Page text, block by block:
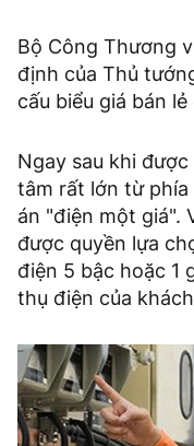
Bộ Công Thương
định của Thủ
cấu biểu giá bán
Ngay sau khi
tâm rất lớn từ phía
án "điện một giá".
được quyền lựa
điện 5 bậc hoặc 1
thụ điện của